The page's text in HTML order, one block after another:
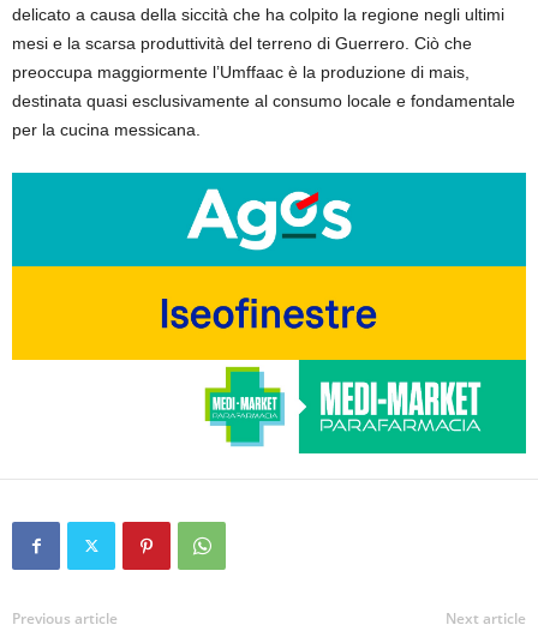
delicato a causa della siccità che ha colpito la regione negli ultimi
mesi e la scarsa produttività del terreno di Guerrero. Ciò che
preoccupa maggiormente l’Umffaac è la produzione di mais,
destinata quasi esclusivamente al consumo locale e fondamentale
per la cucina messicana.
Previous article Next article